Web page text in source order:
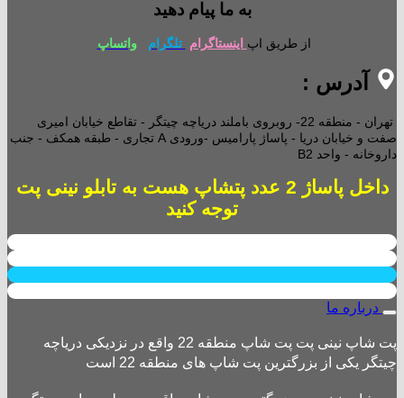
به ما پیام دهید
از طریق اپ اینستاگرام تلگرام واتساپ
آدرس :
تهران - منطقه 22- روبروی باملند دریاچه چیتگر - تقاطع خیابان امیری
صفت و خیابان دریا - پاساژ پارامیس -ورودی A تجاری -
طبقه همکف - جنب
داروخانه - واحد B2
داخل پاساژ 2 عدد پتشاپ هست به تابلو نینی پت
توجه کنید
درباره ما
پت شاپ نینی پت پت شاپ منطقه 22 واقع در نزدیکی دریاچه
چیتگر یکی از بزرگترین پت شاپ های منطقه 22 است